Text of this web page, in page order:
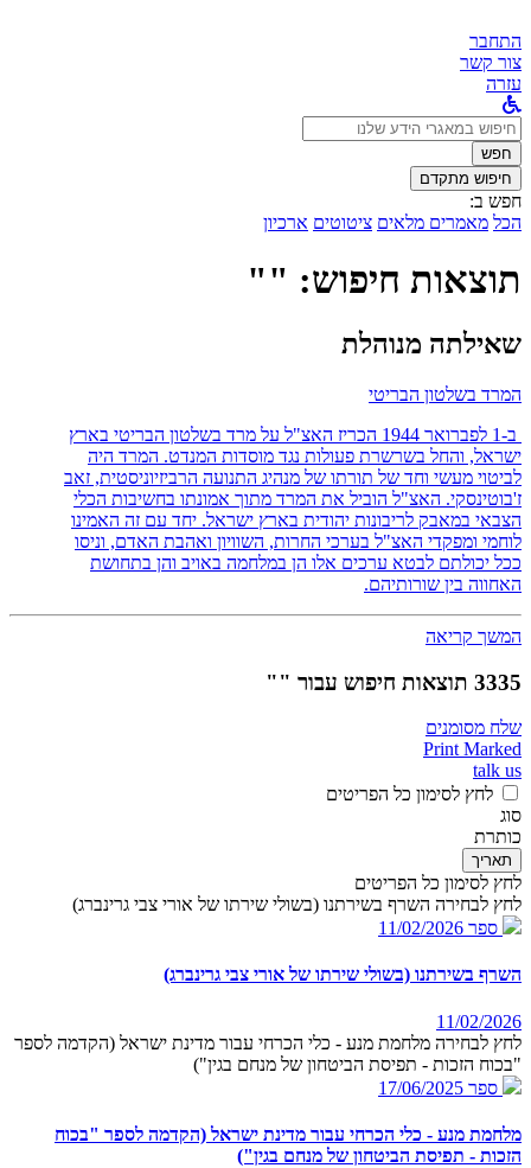
התחבר
צור קשר
עזרה
לחפש
ב:חפש
חיפוש מתקדם
חפש ב:
הכל מאמרים מלאים ציטוטים ארכיון
תוצאות חיפוש: ""
שאילתה מנוהלת
המרד בשלטון הבריטי
ב-1 לפברואר 1944 הכריז האצ"ל על מרד בשלטון הבריטי בארץ
ישראל, והחל בשרשרת פעולות נגד מוסדות המנדט. המרד היה
לביטוי מעשי וחד של תורתו של מנהיג התנועה הרביזיוניסטית, זאב
ז'בוטינסקי. האצ"ל הוביל את המרד מתוך אמונתו בחשיבות הכלי
הצבאי במאבק לריבונות יהודית בארץ ישראל. יחד עם זה האמינו
לוחמי ומפקדי האצ"ל בערכי החרות, השוויון ואהבת האדם, וניסו
ככל יכולתם לבטא ערכים אלו הן במלחמה באויב והן בתחושת
האחווה בין שורותיהם.
המשך קריאה
3335 תוצאות חיפוש עבור ""
שלח מסומנים
Print Marked
talk us
לחץ לסימון כל הפריטים
סוג
כותרת
תאריך
לחץ לסימון כל הפריטים
לחץ לבחירה השרף בשירתנו (בשולי שירתו של אורי צבי גרינברג)
ספר 11/02/2026
השרף בשירתנו (בשולי שירתו של אורי צבי גרינברג)
11/02/2026
לחץ לבחירה מלחמת מנע - כלי הכרחי עבור מדינת ישראל (הקדמה לספר
"בכוח הזכות - תפיסת הביטחון של מנחם בגין")
ספר 17/06/2025
מלחמת מנע - כלי הכרחי עבור מדינת ישראל (הקדמה לספר "בכוח
הזכות - תפיסת הביטחון של מנחם בגין")